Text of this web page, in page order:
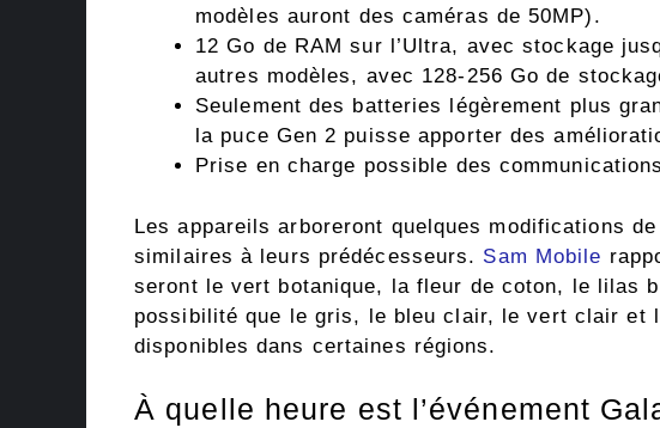
modèles auront des caméras de 50MP).
12 Go de RAM sur l’Ultra, avec stockage
autres modèles, avec 128-256 Go de
Seulement des batteries légèrement plus
la puce Gen 2 puisse apporter des
Prise en charge possible des
Les appareils arboreront quelques modifications
similaires à leurs prédécesseurs. Sam Mobile
seront le vert botanique, la fleur de coton, le lilas
possibilité que le gris, le bleu clair, le vert clair et
disponibles dans certaines régions.
À quelle heure est l’événement